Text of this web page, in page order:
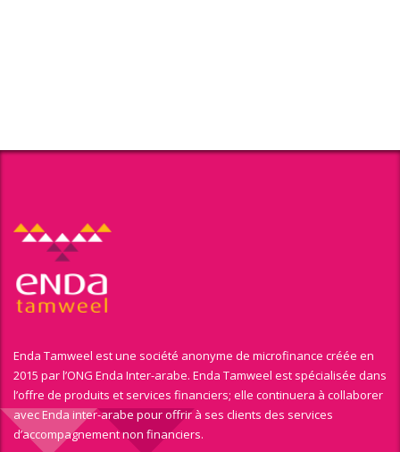
Enda Tamweel est une société anonyme de microfinance créée en
2015 par l’ONG Enda Inter-arabe. Enda Tamweel est spécialisée dans
l’offre de produits et services financiers; elle continuera à collaborer
avec Enda inter-arabe pour offrir à ses clients des services
d’accompagnement non financiers.